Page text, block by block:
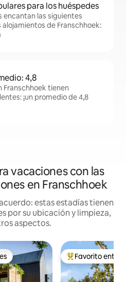
para los huéspedes
encantan las siguientes
de Franschhoek:
4,8
Franschhoek tienen
¡un promedio de 4,8
vacaciones con las
en Franschhoek
estas estadías tienen
por su ubicación y limpieza,
aspectos.
más destacadosFavorito entre
Favorito entre